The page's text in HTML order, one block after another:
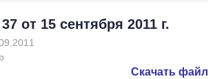
от 15 сентября 2011 г.
Скачать файл